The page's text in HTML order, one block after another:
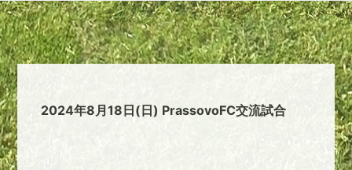
2024年8月18日(日) PrassovoFC交流試合